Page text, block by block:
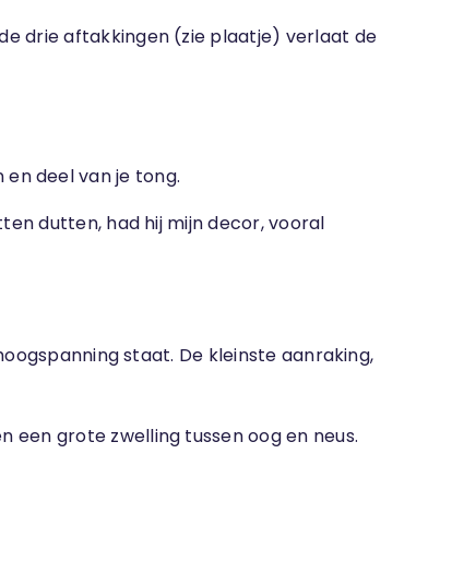
drie aftakkingen (zie plaatje) verlaat de
deel van je tong.
dutten, had hij mijn decor, vooral
staat. De kleinste aanraking,
een grote zwelling tussen oog en neus.